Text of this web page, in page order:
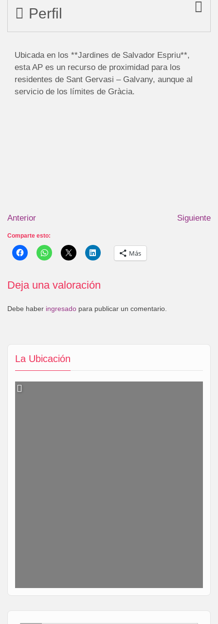
La Ubicación
Perfil
Ubicada en los **Jardines de Salvador Espriu**,
esta AP es un recurso de proximidad para los
residentes de Sant Gervasi – Galvany, aunque al
servicio de los límites de Gràcia.
Anterior Siguiente
Comparte esto:
Más
Deja una valoración
Debe haber ingresado para publicar un comentario.